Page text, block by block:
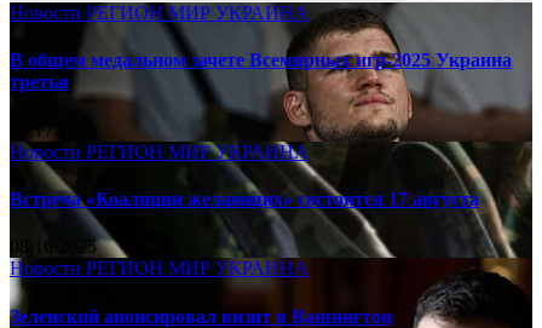
Новости РЕГИОНМИР УКРАИНА
В общем медальном зачете Всемирных игр-2025 Украина
третья
08.17.2025
Новости РЕГИОН МИРУКРАИНА
Встреча «Коалиции желающих» состоится 17 августа
08.16.2025
Новости РЕГИОН МИР УКРАИНА
Зеленский анонсировал визит в Вашингтон